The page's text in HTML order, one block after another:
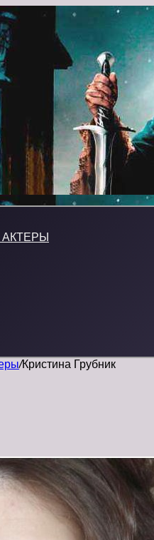
/Кристина Грубник